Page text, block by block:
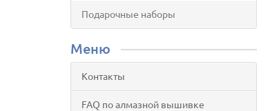
Подарочные наборы
Меню
Контакты
FAQ по алмазной вышивке